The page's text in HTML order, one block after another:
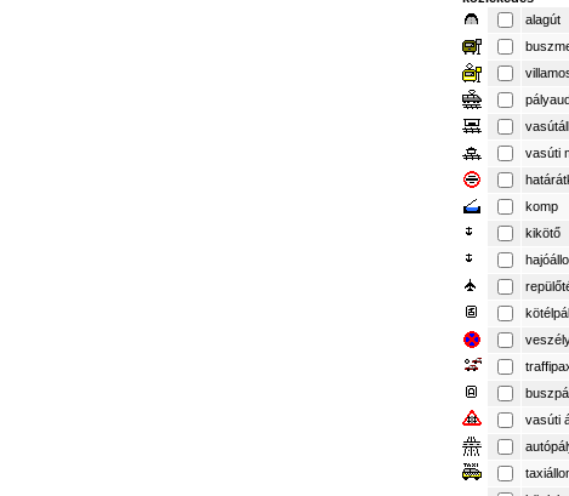
alagút
vasúti
komp
kikötő
vasúti